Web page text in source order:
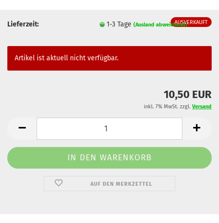
AUSVERKAUFT
Lieferzeit: 1-3 Tage(Ausland abweichend)
Artikel ist aktuell nicht verfügbar.
10,50 EUR
inkl. 7% MwSt. zzgl. Versand
AUF DEN MERKZETTEL